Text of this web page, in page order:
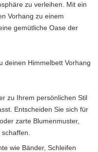
zu verleihen. Mit ein
Vorhang zu einem
gemütliche Oase der
deinen Himmelbett Vorhang
zu Ihrem persönlichen Stil
Entscheiden Sie sich für
zarte Blumenmuster,
wie Bänder, Schleifen